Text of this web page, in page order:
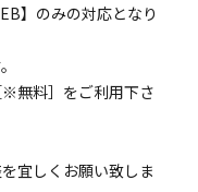
】のみの対応となり
無料］をご利用下さ
宜しくお願い致しま